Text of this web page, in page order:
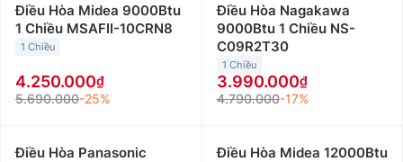
Điều Hòa Midea 9000Btu
1 Chiều MSAFII-10CRN8
1 Chiều
4.250.000
5.690.000-25%
Điều Hòa Nagakawa
9000Btu 1 Chiều NS-
C09R2T30
1 Chiều
3.990.000
4.790.000-17%
Điều Hòa Panasonic
Điều Hòa Midea 12000Btu